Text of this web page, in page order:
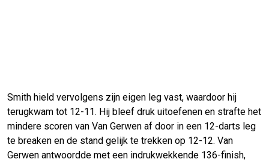
Smith hield vervolgens zijn eigen leg vast, waardoor hij
terugkwam tot 12-11. Hij bleef druk uitoefenen en strafte het
mindere scoren van Van Gerwen af door in een 12-darts leg
te breaken en de stand gelijk te trekken op 12-12. Van
Gerwen antwoordde met een indrukwekkende 136-finish,